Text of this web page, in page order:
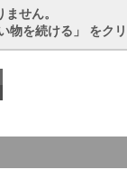
せん。
物を続ける」 をク